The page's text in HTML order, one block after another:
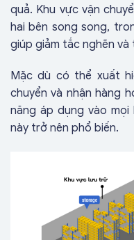
quả. Khu vực vận
hai bên song song,
giúp giảm tắc nghẽn và
Mặc dù có thể xuất
chuyển và nhận hàng
năng áp dụng vào
này trở nên phổ biến.